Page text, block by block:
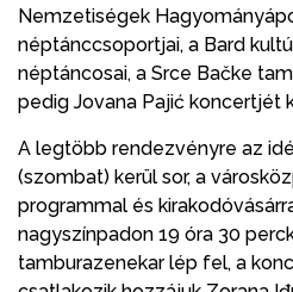
Nemzetiségek
néptánccsoportjai, a Bard
néptáncosai, a Srce Bačke
pedig Jovana Pajić koncertjét
A legtöbb rendezvényre az
(szombat) kerül sor, a
programmal és
nagyszínpadon 19 óra 30
tamburazenekar lép fel, a